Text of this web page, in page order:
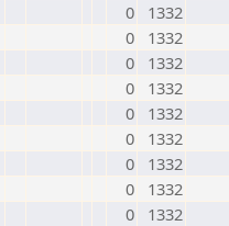
0
1332
0
1332
0
1332
0
1332
0
1332
0
1332
0
1332
0
1332
0
1332